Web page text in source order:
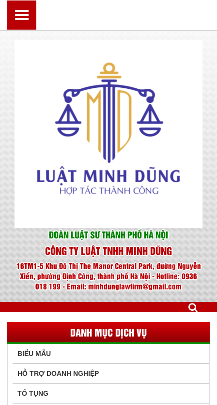
ĐOÀN LUẬT SƯ THÀNH PHỐ HÀ NỘI
CÔNG TY LUẬT TNHH MINH DŨNG
16TM1-5 Khu Đô Thị The Manor Central Park, đường Nguyễn
Xiển, phường Định Công, thành phố Hà Nội - Hotline: 0936
018 199 - Email: minhdunglawfirm@gmail.com
DANH MỤC DỊCH VỤ
BIỂU MẪU
HỖ TRỢ DOANH NGHIỆP
TỐ TỤNG